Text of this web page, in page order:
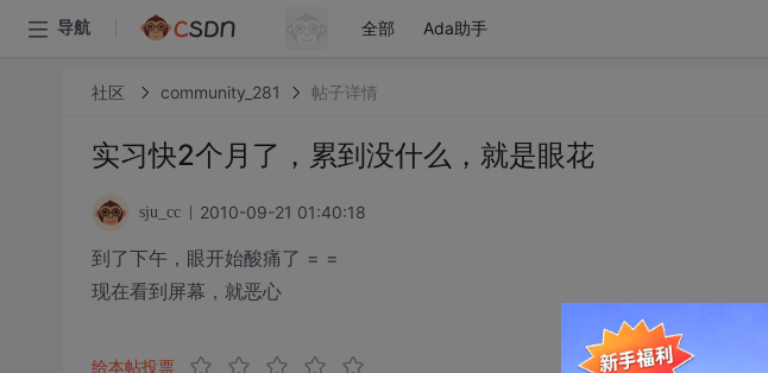
导航 全部 Ada助手
社区 community_281 帖子详情
实习快2个月了，累到没什么，就是眼花
sju_cc 2010-09-21 01:40:18
到了下午，眼开始酸痛了 = =
现在看到屏幕，就恶心
给本帖投票